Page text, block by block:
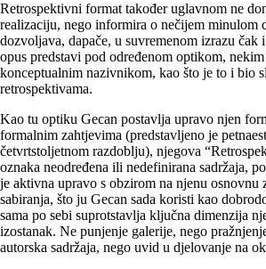
Retrospektivni format također uglavnom ne
realizaciju, nego informira o nečijem minulom
dozvoljava, dapače, u suvremenom izrazu čak
opus predstavi pod određenom optikom,
konceptualnim nazivnikom, kao što je to i bio
retrospektivama.
Kao tu optiku Gecan postavlja upravo njen
formalnim zahtjevima (predstavljeno je
četvrtstoljetnom razdoblju), njegova
oznaka neodređena ili nedefinirana sadržaja,
je aktivna upravo s obzirom na njenu osnovnu
sabiranja, što ju Gecan sada koristi kao
sama po sebi suprotstavlja ključna dimenzija
izostanak. Ne punjenje galerije, nego
autorska sadržaja, nego uvid u djelovanje na